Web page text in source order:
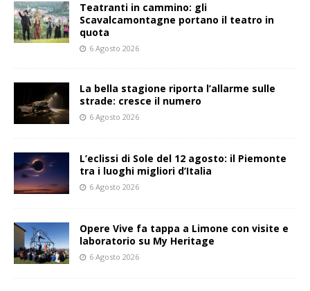
Teatranti in cammino: gli
Scavalcamontagne portano il teatro in
quota
6 Agosto 2026
La bella stagione riporta l’allarme sulle
strade: cresce il numero
6 Agosto 2026
L’eclissi di Sole del 12 agosto: il Piemonte
tra i luoghi migliori d’Italia
6 Agosto 2026
Opere Vive fa tappa a Limone con visite e
laboratorio su My Heritage
6 Agosto 2026